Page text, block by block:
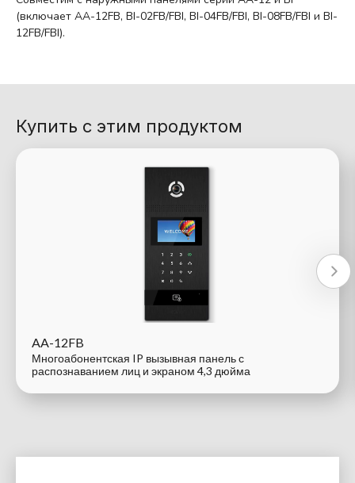
(включает AA-12FB, BI-02FB/FBI, BI-04FB/FBI, BI-08FB/FBI и BI-
12FB/FBI).
Купить с этим продуктом
AA-12FB
Многоабонентская IP вызывная панель с
распознаванием лиц и экраном 4,3 дюйма